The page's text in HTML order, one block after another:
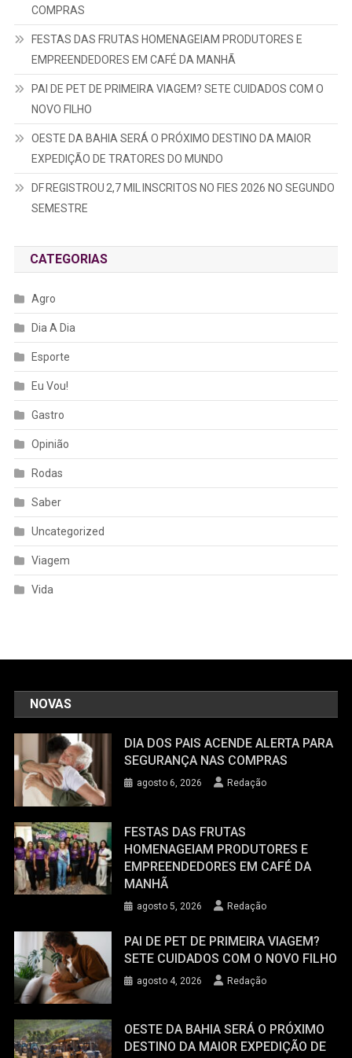
COMPRAS
FESTAS DAS FRUTAS HOMENAGEIAM PRODUTORES E
EMPREENDEDORES EM CAFÉ DA MANHÃ
PAI DE PET DE PRIMEIRA VIAGEM? SETE CUIDADOS COM O
NOVO FILHO
OESTE DA BAHIA SERÁ O PRÓXIMO DESTINO DA MAIOR
EXPEDIÇÃO DE TRATORES DO MUNDO
DF REGISTROU 2,7 MIL INSCRITOS NO FIES 2026 NO SEGUNDO
SEMESTRE
CATEGORIAS
Agro
Dia A Dia
Esporte
Eu Vou!
Gastro
Opinião
Rodas
Saber
Uncategorized
Viagem
Vida
NOVAS
DIA DOS PAIS ACENDE ALERTA PARA
SEGURANÇA NAS COMPRAS
agosto 6, 2026 Redação
FESTAS DAS FRUTAS
HOMENAGEIAM PRODUTORES E
EMPREENDEDORES EM CAFÉ DA
MANHÃ
agosto 5, 2026 Redação
PAI DE PET DE PRIMEIRA VIAGEM?
SETE CUIDADOS COM O NOVO FILHO
agosto 4, 2026 Redação
OESTE DA BAHIA SERÁ O PRÓXIMO
DESTINO DA MAIOR EXPEDIÇÃO DE